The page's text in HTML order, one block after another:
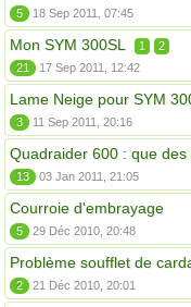
5 18 Sep 2011, 07:45
Mon SYM 300SL 1
2
21
17 Sep 2011, 12:42
Lame Neige pour SYM
3 11 Sep 2011, 20:16
Quadraider 600 : que des
13 03 Jan 2011, 21:05
Courroie d'embrayage
5 29 Déc 2010, 20:48
Problème soufflet de
2 21 Déc 2010, 20:01